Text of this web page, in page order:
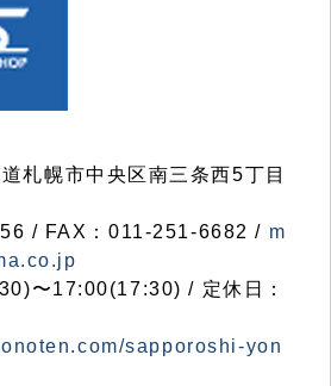
札幌市中央区南三条西5丁目
/ FAX：011-251-6682 / m
〜17:00(17:30) / 定休日：
sapporoshi-yon